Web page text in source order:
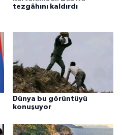
tezgâhını kaldırdı
Dünya bu görüntüyü
konuşuyor